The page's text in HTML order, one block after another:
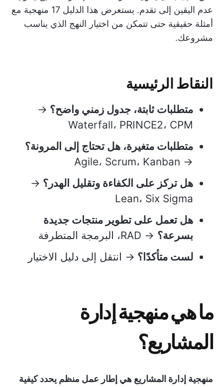
عدم اليقين إلى تقدم. يستعرض هذا الدليل 17 منهجية مع
أمثلة حقيقية حتى تتمكن من اختيار النهج الذي يناسب
مشروعك.
النقاط الرئيسية
متطلبات ثابتة، جدول زمني واضح؟ →
Waterfall، PRINCE2، CPM
متطلبات متغيرة، هل تحتاج إلى المرونة؟
→ Agile، Scrum، Kanban
هل تركز على الكفاءة وتقليل الهدر؟ →
Lean، Six Sigma
هل تعمل على تطوير منتجات جديدة
بسرعة؟ → RAD، البرمجة المتطرفة
لست متأكدًا؟ → انتقل إلى دليل الاختيار
ما هي منهجية إدارة
المشاريع؟
منهجية إدارة المشاريع هي إطار عمل منظم يحدد كيفية